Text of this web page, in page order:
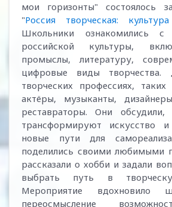
мои горизонты" состоялось
"Россия творческая:
Школьники ознакомились с
российской культуры,
промыслы, литературу,
цифровые виды творчества.
творческих профессиях,
актёры, музыканты,
реставраторы. Они обсудили,
трансформируют искусство и
новые пути для
поделились своими любимыми
рассказали о хобби и задали
выбрать путь в
Мероприятие вдохновило
переосмысление